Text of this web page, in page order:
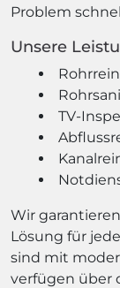
Problem
Unsere
TV-
Wir
Lösung für
sind mit
verfügen über